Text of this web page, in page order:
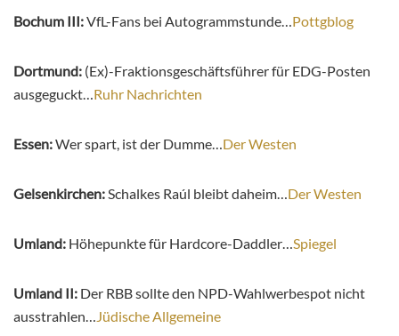
Bochum III:VfL-Fans bei Autogrammstunde…Pottgblog
Dortmund: (Ex)-Fraktionsgeschäftsführer für EDG-Posten
ausgeguckt…Ruhr Nachrichten
Essen:Wer spart, ist der Dumme…Der Westen
Gelsenkirchen:Schalkes Raúl bleibt daheim…Der Westen
Umland: Höhepunkte für Hardcore-Daddler…Spiegel
Umland II: Der RBB sollte den NPD-Wahlwerbespot nicht
ausstrahlen…Jüdische Allgemeine